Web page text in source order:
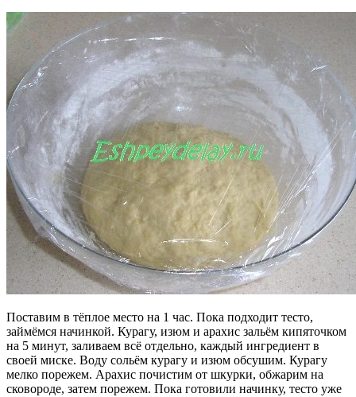
Поставим в тёплое место на 1 час. Пока подходит тесто,
займёмся начинкой. Курагу, изюм и арахис зальём кипяточком
на 5 минут, заливаем всё отдельно, каждый ингредиент в
своей миске. Воду сольём курагу и изюм обсушим. Курагу
мелко порежем. Арахис почистим от шкурки, обжарим на
сковороде, затем порежем. Пока готовили начинку, тесто уже